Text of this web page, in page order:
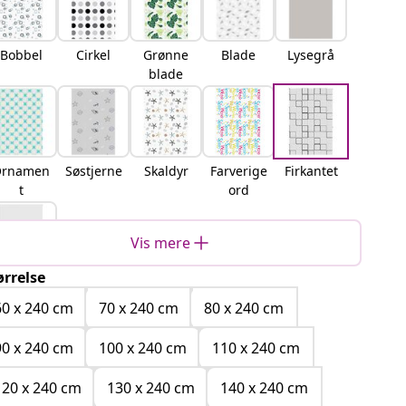
Bobbel Cirkel
Grønne
blade
Blade Lysegrå
t
Søstjerne Skaldyr
Farverige
ord
Firkantet
Hvid
Vis mere
x 240 cm
70 x 240 cm
80 x 240 cm
x 240 cm
100 x 240 cm
110 x 240 cm
x 240 cm
130 x 240 cm 140 x 240 cm